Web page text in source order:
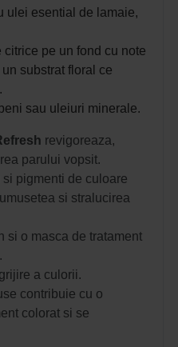
ulei esential de lamaie,
pe un fond cu note
substrat floral ce
sau uleiuri minerale.
revigoreaza,
parului vopsit.
pigmenti de culoare
si stralucirea
si o masca de tratament
a culorii.
contribuie cu o
colorat si se